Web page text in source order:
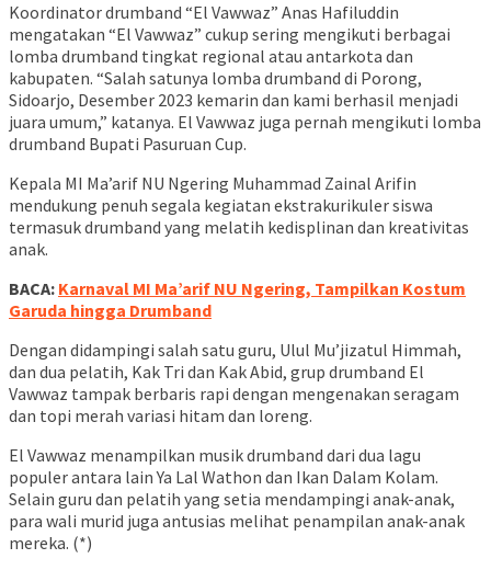
Koordinator drumband “El Vawwaz” Anas Hafiluddin
mengatakan “El Vawwaz” cukup sering mengikuti berbagai
lomba drumband tingkat regional atau antarkota dan
kabupaten. “Salah satunya lomba drumband di Porong,
Sidoarjo, Desember 2023 kemarin dan kami berhasil menjadi
juara umum,” katanya. El Vawwaz juga pernah mengikuti lomba
drumband Bupati Pasuruan Cup.
Kepala MI Ma’arif NU Ngering Muhammad Zainal Arifin
mendukung penuh segala kegiatan ekstrakurikuler siswa
termasuk drumband yang melatih kedisplinan dan kreativitas
anak.
BACA: Karnaval MI Ma’arif NU Ngering, Tampilkan Kostum
Garuda hingga Drumband
Dengan didampingi salah satu guru, Ulul Mu’jizatul Himmah,
dan dua pelatih, Kak Tri dan Kak Abid, grup drumband El
Vawwaz tampak berbaris rapi dengan mengenakan seragam
dan topi merah variasi hitam dan loreng.
El Vawwaz menampilkan musik drumband dari dua lagu
populer antara lain Ya Lal Wathon dan Ikan Dalam Kolam.
Selain guru dan pelatih yang setia mendampingi anak-anak,
para wali murid juga antusias melihat penampilan anak-anak
mereka. (*)